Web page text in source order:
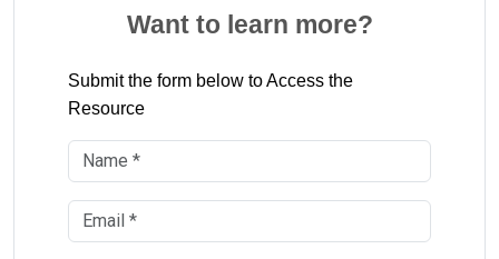
Want to learn more?
Submit the form below to Access the
Resource